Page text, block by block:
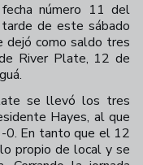
número 11 del
de este sábado
dejó como saldo tres
River Plate, 12 de
se llevó los tres
Hayes, al que
0. En tanto que el 12
propio de local y se